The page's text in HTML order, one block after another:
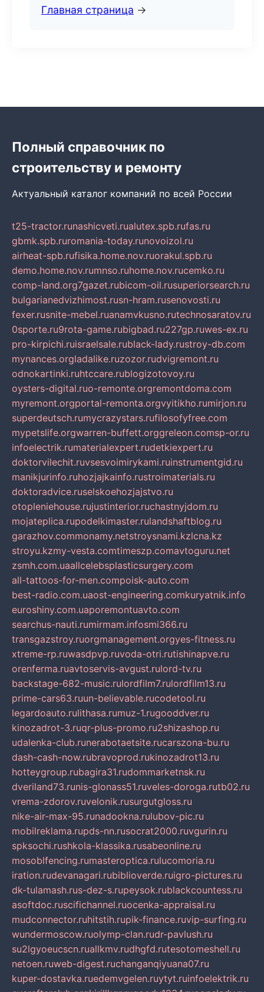
Главная страница →
Полный справочник по
строительству и ремонту
Актуальный каталог компаний по всей России
t25-tractor.runashicveti.rualutex.spb.rufas.ru
gbmk.spb.ruromania-today.runovoizol.ru
airheat-spb.rufisika.home.nov.ruorakul.spb.ru
demo.home.nov.rumnso.ruhome.nov.rucemko.ru
comp-land.org7gazet.rubicom-oil.rusuperiorsearch.ru
bulgarianedvizhimost.rusn-hram.rusenovosti.ru
fexer.rusnite-mebel.ruanamvkusno.rutechnosaratov.ru
0sporte.ru9rota-game.rubigbad.ru227gp.ruwes-ex.ru
pro-kirpichi.ruisraelsale.rublack-lady.rustroy-db.com
mynances.orgladalike.ruzozor.rudvigremont.ru
odnokartinki.ruhtccare.rublogizotovoy.ru
oysters-digital.ruo-remonte.orgremontdoma.com
myremont.orgportal-remonta.orgvyitikho.rumirjon.ru
superdeutsch.rumycrazystars.rufilosofyfree.com
mypetslife.orgwarren-buffett.orggreleon.comsp-or.ru
infoelectrik.rumaterialexpert.rudetkiexpert.ru
doktorvilechit.ruvsesvoimirykami.ruinstrumentgid.ru
manikjurinfo.ruhozjajkainfo.rustroimaterials.ru
doktoradvice.ruselskoehozjajstvo.ru
otopleniehouse.rujustinterior.ruchastnyjdom.ru
mojateplica.rupodelkimaster.rulandshaftblog.ru
garazhov.commonamy.netstroysnami.kzlcna.kz
stroyu.kzmy-vesta.comtimeszp.comavtoguru.net
zsmh.com.uaallcelebsplasticsurgery.com
all-tattoos-for-men.compoisk-auto.com
best-radio.com.uaost-engineering.comkuryatnik.info
euroshiny.com.uaporemontuavto.com
searchus-nauti.rumirmam.infosmi366.ru
transgazstroy.ruorgmanagement.orgyes-fitness.ru
xtreme-rp.ruwasdpvp.ruvoda-otri.rutishinapve.ru
orenferma.ruavtoservis-avgust.rulord-tv.ru
backstage-682-music.rulordfilm7.rulordfilm13.ru
prime-cars63.ruun-believable.rucodetool.ru
legardoauto.rulithasa.rumuz-1.rugooddver.ru
kinozadrot-3.ruqr-plus-promo.ru2shizashop.ru
udalenka-club.runerabotaetsite.rucarszona-bu.ru
dash-cash-now.rubravoprod.rukinozadrot13.ru
hotteygroup.rubagira31.rudommarketnsk.ru
dveriland73.runis-glonass51.ruveles-doroga.rutb02.ru
vrema-zdorov.ruvelonik.rusurgutgloss.ru
nike-air-max-95.runadookna.rulubov-pic.ru
mobilreklama.rupds-nn.rusocrat2000.ruvgurin.ru
spksochi.rushkola-klassika.rusabeonline.ru
mosoblfencing.rumasteroptica.rulucomoria.ru
iration.rudevanagari.rubiblioverde.ruigro-pictures.ru
dk-tulamash.rus-dez-s.rupeysok.rublackcountess.ru
asoftdoc.ruscifichannel.ruocenka-appraisal.ru
mudconnector.ruhitstih.rupik-finance.ruvip-surfing.ru
wundermoscow.ruolymp-clan.rudr-pavlush.ru
su2lgyoeucscn.ruallkmv.rudhgfd.rutesotomeshell.ru
netoen.ruweb-digest.ruchanganqiyuana07.ru
kuper-dostavka.ruedemvgelen.ruytyt.ruinfoelektrik.ru